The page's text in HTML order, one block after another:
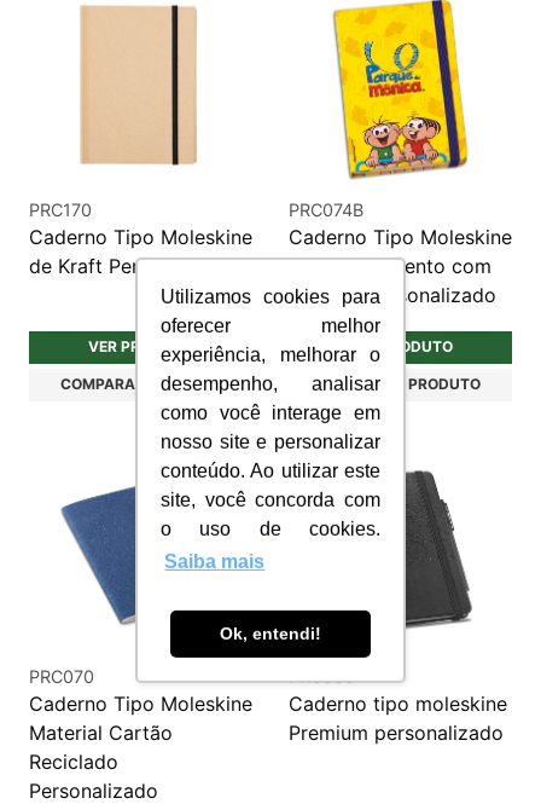
Utilizamos cookies para
oferecer melhor
experiência, melhorar o
desempenho, analisar
como você interage em
nosso site e personalizar
conteúdo. Ao utilizar este
site, você concorda com
o uso de cookies.
Saiba mais
Ok, entendi!
PRC170
Caderno Tipo Moleskine
de Kraft Personalizado
VER PRODUTO
COMPARAR PRODUTO
PRC074B
Caderno Tipo Moleskine
com Fechamento com
Elástico Personalizado
VER PRODUTO
COMPARAR PRODUTO
PRC070
Caderno Tipo Moleskine
Material Cartão
Reciclado
Personalizado
PRC330
Caderno tipo moleskine
Premium personalizado